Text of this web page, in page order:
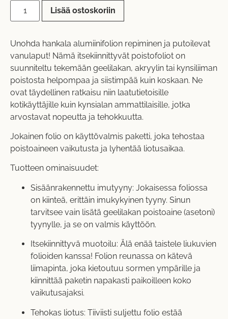
Lisää ostoskoriin
Unohda hankala alumiinifolion repiminen ja putoilevat
vanulaput! Nämä itsekiinnittyvät poistofoliot on
suunniteltu tekemään geelilakan, akryylin tai kynsiliiman
poistosta helpompaa ja siistimpää kuin koskaan. Ne
ovat täydellinen ratkaisu niin laatutietoisille
kotikäyttäjille kuin kynsialan ammattilaisille, jotka
arvostavat nopeutta ja tehokkuutta.
Jokainen folio on käyttövalmis paketti, joka tehostaa
poistoaineen vaikutusta ja lyhentää liotusaikaa.
Tuotteen ominaisuudet:
Sisäänrakennettu imutyyny: Jokaisessa foliossa
on kiinteä, erittäin imukykyinen tyyny. Sinun
tarvitsee vain lisätä geelilakan poistoaine (asetoni)
tyynylle, ja se on valmis käyttöön.
Itsekiinnittyvä muotoilu: Älä enää taistele liukuvien
folioiden kanssa! Folion reunassa on kätevä
liimapinta, joka kietoutuu sormen ympärille ja
kiinnittää paketin napakasti paikoilleen koko
vaikutusajaksi.
Tehokas liotus: Tiiviisti suljettu folio estää